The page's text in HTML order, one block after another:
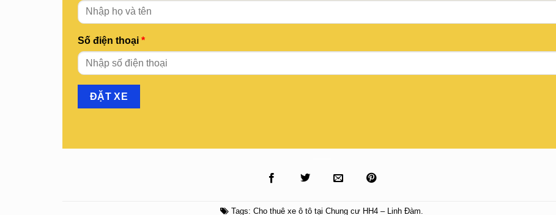
Số điện thoại *
Tags: Cho thuê xe ô tô tại Chung cư HH4 – Linh Đàm.